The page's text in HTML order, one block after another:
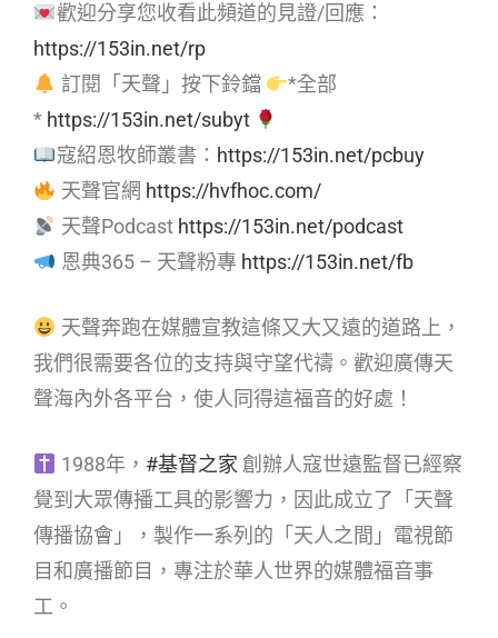
歡迎分享您收看此頻道的見證/回應：
https://153in.net/rp
訂閱「天聲」按下鈴鐺
*全部
* https://153in.net/subyt
寇紹恩牧師叢書： https://153in.net/pcbuy
天聲官網 https://hvfhoc.com/
天聲Podcast https://153in.net/podcast
恩典365 – 天聲粉專 https://153in.net/fb
天聲奔跑在媒體宣教這條又大又遠的道路上，
我們很需要各位的支持與守望代禱。歡迎廣傳天
聲海內外各平台，使人同得這福音的好處！
1988年， #基督之家 創辦人寇世遠監督已經察
覺到大眾傳播工具的影響力，因此成立了「天聲
傳播協會」，製作一系列的「天人之間」電視節
目和廣播節目，專注於華人世界的媒體福音事
工。